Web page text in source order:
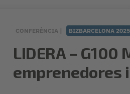
CONFERÈNCIA | BIZBARCELONA
LIDERA –
emprenedores